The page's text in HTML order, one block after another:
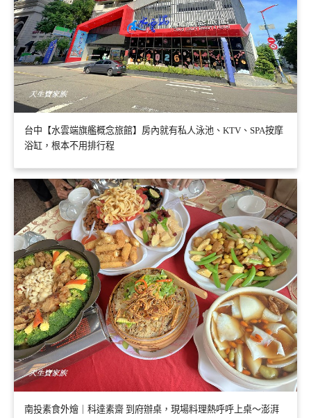
台中【水雲端旗艦概念旅館】房內就有私人泳池、KTV、SPA按摩
浴缸，根本不用排行程
南投素食外燴｜科達素齋 到府辦桌，現場料理熱呼呼上桌～澎湃